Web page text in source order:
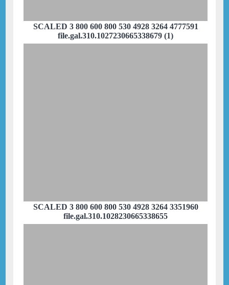
SCALED 3 800 600 800 530 4928 3264 4777591
file.gal.310.1027230665338679 (1)
SCALED 3 800 600 800 530 4928 3264 3351960
file.gal.310.1028230665338655